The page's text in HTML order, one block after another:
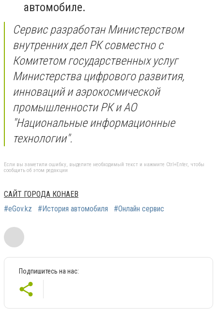
автомобиле.
Сервис разработан Министерством
внутренних дел РК совместно с
Комитетом государственных услуг
Министерства цифрового развития,
инноваций и аэрокосмической
промышленности РК и АО
"Национальные информационные
технологии".
Если вы заметили ошибку, выделите необходимый текст и нажмите Ctrl+Enter, чтобы
сообщить об этом редакции
САЙТ ГОРОДА КОНАЕВ
#eGov.kz
#История автомобиля #Онлайн сервис
Подпишитесь на нас: